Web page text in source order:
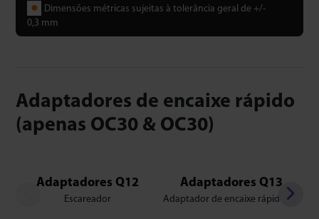
●
Dimensões métricas sujeitas à tolerância geral de +/-
0,3 mm
Adaptadores de encaixe rápido
(apenas OC30 & OC30)
Adaptadores Q12
Escareador
Adaptadores Q13
Adaptador de encaixe rápido M8